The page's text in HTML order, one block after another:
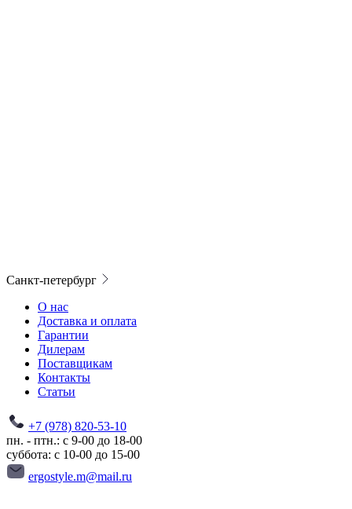
Санкт-петербург
О нас
Доставка и оплата
Гарантии
Дилерам
Поставщикам
Контакты
Статьи
+7 (978) 820-53-10
пн. - птн.: с 9-00 до 18-00
суббота: с 10-00 до 15-00
ergostyle.m@mail.ru